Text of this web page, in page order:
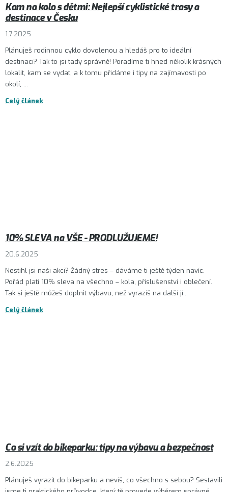
Kam na kolo s dětmi: Nejlepší cyklistické trasy a
destinace v Česku
1.7.2025
Plánuješ rodinnou cyklo dovolenou a hledáš pro to ideální
destinaci? Tak to jsi tady správně! Poradíme ti hned několik krásných
lokalit, kam se vydat, a k tomu přidáme i tipy na zajímavosti po
okolí, ...
Celý článek
10% SLEVA na VŠE - PRODLUŽUJEME!
20.6.2025
Nestihl jsi naši akci? Žádný stres – dáváme ti ještě týden navíc.
Pořád platí 10% sleva na všechno – kola, příslušenství i oblečení.
Tak si ještě můžeš doplnit výbavu, než vyrazíš na další jí...
Celý článek
Co si vzít do bikeparku: tipy na výbavu a bezpečnost
2.6.2025
Plánuješ vyrazit do bikeparku a nevíš, co všechno s sebou? Sestavili